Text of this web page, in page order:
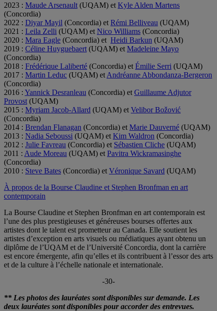
2023 : Maude Arsenault (UQAM) et Kyle Alden Martens
(Concordia)
2022 : Diyar Mayil (Concordia) et Rémi Belliveau (UQAM)
2021 : Leila Zelli (UQAM) et Nico Williams (Concordia)
2020 : Mara Eagle (Concordia) et Heidi Barkun (UQAM)
2019 : Céline Huyguebaert (UQAM) et Madeleine Mayo
(Concordia)
2018 : Frédérique Laliberté (Concordia) et Émilie Serri (UQAM)
2017 : Martin Leduc (UQAM) et Andréanne Abbondanza-Bergeron
(Concordia)
2016 : Yannick Desranleau (Concordia) et Guillaume Adjutor
Provost (UQAM)
2015 : Myriam Jacob-Allard (UQAM) et Velibor Božović
(Concordia)
2014 : Brendan Flanagan (Concordia) et Marie Dauverné (UQAM)
2013 : Nadia Seboussi (UQAM) et Kim Waldron (Concordia)
2012 : Julie Favreau (Concordia) et Sébastien Cliche (UQAM)
2011 : Aude Moreau (UQAM) et Pavitra Wickramasinghe
(Concordia)
2010 : Steve Bates (Concordia) et Véronique Savard (UQAM)
À propos de la Bourse Claudine et Stephen Bronfman en art
contemporain
La Bourse Claudine et Stephen Bronfman en art contemporain est
l’une des plus prestigieuses et généreuses bourses offertes aux
artistes dont le talent est prometteur au Canada. Elle soutient les
artistes d’exception en arts visuels ou médiatiques ayant obtenu un
diplôme de l’UQAM et de l’Université Concordia, dont la carrière
est encore émergente, afin qu’elles et ils contribuent à l’essor des arts
et de la culture à l’échelle nationale et internationale.
-30-
** Les photos des lauréates sont disponibles sur demande. Les
deux lauréates sont disponibles pour accorder des entrevues.